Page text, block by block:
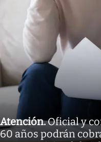
Atención.Oficial y
60 años podrán